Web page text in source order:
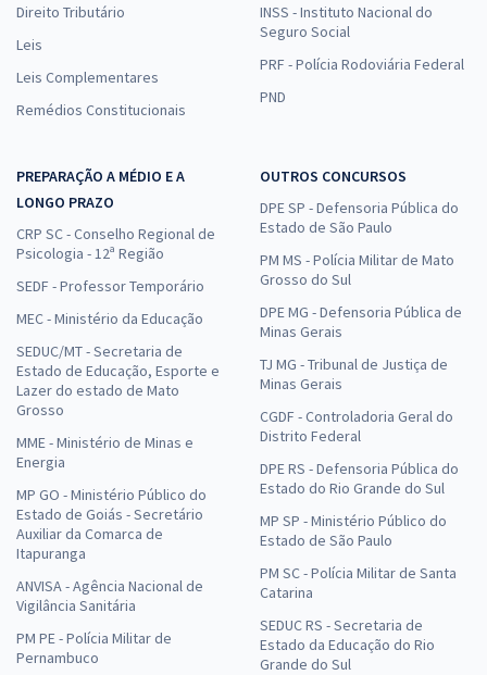
Direito Tributário
Leis
Leis Complementares
Remédios Constitucionais
INSS - Instituto Nacional do
Seguro Social
PRF - Polícia Rodoviária Federal
PND
PREPARAÇÃO A MÉDIO E A
LONGO PRAZO
CRP SC - Conselho Regional de
Psicologia - 12ª Região
SEDF - Professor Temporário
MEC - Ministério da Educação
SEDUC/MT - Secretaria de
Estado de Educação, Esporte e
Lazer do estado de Mato
Grosso
MME - Ministério de Minas e
Energia
MP GO - Ministério Público do
Estado de Goiás - Secretário
Auxiliar da Comarca de
Itapuranga
ANVISA - Agência Nacional de
Vigilância Sanitária
PM PE - Polícia Militar de
Pernambuco
OUTROS CONCURSOS
DPE SP - Defensoria Pública do
Estado de São Paulo
PM MS - Polícia Militar de Mato
Grosso do Sul
DPE MG - Defensoria Pública de
Minas Gerais
TJ MG - Tribunal de Justiça de
Minas Gerais
CGDF - Controladoria Geral do
Distrito Federal
DPE RS - Defensoria Pública do
Estado do Rio Grande do Sul
MP SP - Ministério Público do
Estado de São Paulo
PM SC - Polícia Militar de Santa
Catarina
SEDUC RS - Secretaria de
Estado da Educação do Rio
Grande do Sul